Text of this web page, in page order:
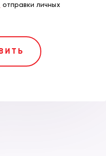
отправки личных